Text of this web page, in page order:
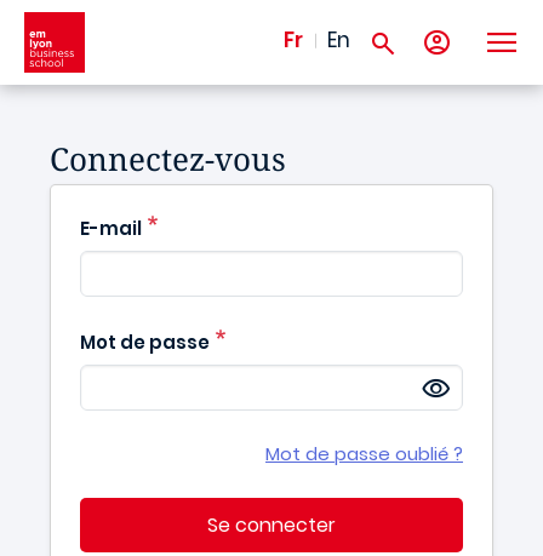
Aller au contenu principal
Fr En
Connectez-vous
E-mail
Mot de passe
Mot de passe oublié ?
Se connecter